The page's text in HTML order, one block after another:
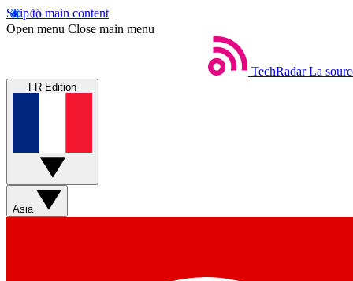
Skip to main content
Open menu Close main menu
TechRadar La
FR Edition
Asia